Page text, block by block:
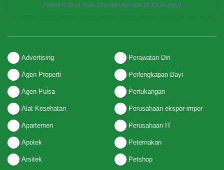
Failed to load data: Unexpected end of JSON input
Advertising
Agen Properti
Agen Pulsa
Alat Kesehatan
Apartemen
Apotek
Arsitek
Perawatan Diri
Perlengkapan Bayi
Pertukangan
Perusahaan ekspor-impor
Perusahaan IT
Peternakan
Petshop